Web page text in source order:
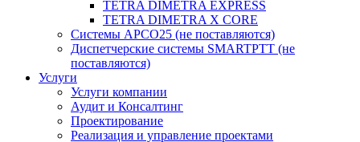
TETRA DIMETRA EXPRESS
TETRA DIMETRA X CORE
Системы APCO25 (не поставляются)
Диспетчерские системы SMARTPTT (не
поставляются)
Услуги
Услуги компании
Аудит и Консалтинг
Проектирование
Реализация и управление проектами